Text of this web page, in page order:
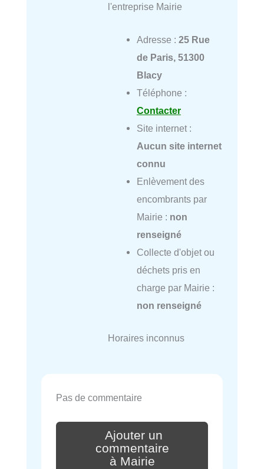
l'entreprise Mairie
Adresse : 25 Rue
de Paris, 51300
Blacy
Téléphone :
Contacter
Site internet :
Aucun site internet
connu
Enlèvement des
encombrants par
Mairie : non
renseigné
Collecte d'objet ou
déchets pris en
charge par Mairie :
non renseigné
Horaires inconnus
Pas de commentaire
Ajouter un
commentaire
à Mairie